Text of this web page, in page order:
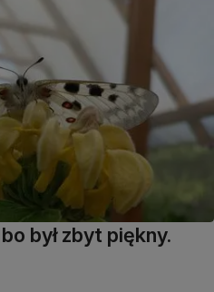
był zbyt piękny.